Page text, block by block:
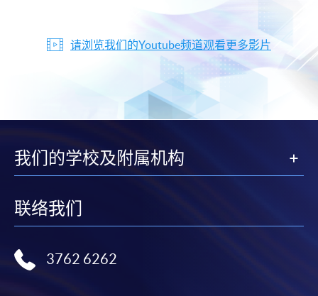
请浏览我们的Youtube频道观看更多影片
我们的学校及附属机构
联络我们
3762 6262